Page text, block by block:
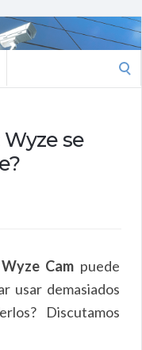
for:
se
Cam puede
usar demasiados
Discutamos